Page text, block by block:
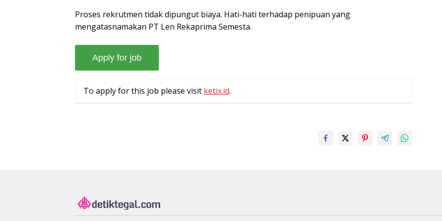
Proses rekrutmen tidak dipungut biaya. Hati-hati terhadap penipuan yang
mengatasnamakan PT Len Rekaprima Semesta.
To apply for this job please visit ketix.id.